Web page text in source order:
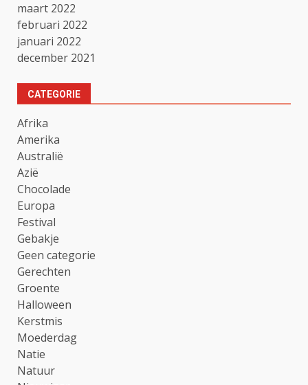
maart 2022
februari 2022
januari 2022
december 2021
CATEGORIE
Afrika
Amerika
Australië
Azië
Chocolade
Europa
Festival
Gebakje
Geen categorie
Gerechten
Groente
Halloween
Kerstmis
Moederdag
Natie
Natuur